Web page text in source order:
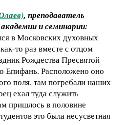
, преподаватель
и семинарии:
в Московских духовных
то раз вместе с отцом
Рождества Пресвятой
Епифань. Расположено оно
поля, там погребали наших
ехал туда служить
пришлось в половине
это была несусветная